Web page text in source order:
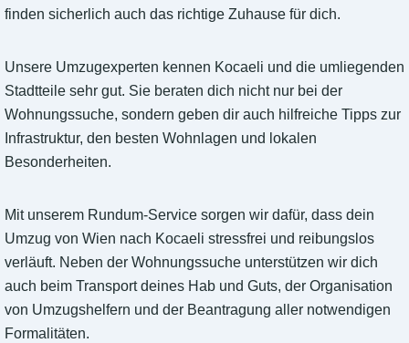
finden sicherlich auch das richtige Zuhause für dich.
Unsere Umzugexperten kennen Kocaeli und die umliegenden
Stadtteile sehr gut. Sie beraten dich nicht nur bei der
Wohnungssuche, sondern geben dir auch hilfreiche Tipps zur
Infrastruktur, den besten Wohnlagen und lokalen
Besonderheiten.
Mit unserem Rundum-Service sorgen wir dafür, dass dein
Umzug von Wien nach Kocaeli stressfrei und reibungslos
verläuft. Neben der Wohnungssuche unterstützen wir dich
auch beim Transport deines Hab und Guts, der Organisation
von Umzugshelfern und der Beantragung aller notwendigen
Formalitäten.